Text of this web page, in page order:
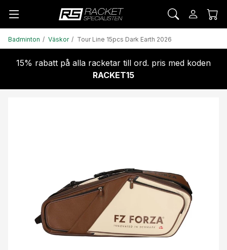
Badminton Väskor Tour Line 15pcs Dark Earth 2026
15% rabatt på alla racketar till ord. pris med koden
RACKET15